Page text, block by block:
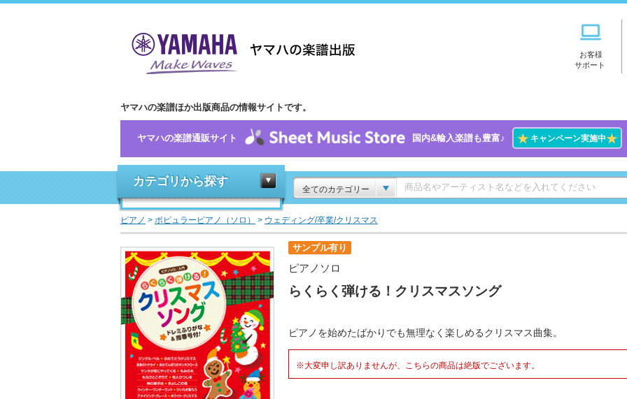
お客様
サポート
ヤマハの楽譜ほか出版商品の情報サイトです。
ヤマハの楽譜通販サイト 国内&輸入楽譜も豊富♪ ★キャンペーン実施中★
カテゴリから探す
全てのカテゴリー
ピアノ > ポピュラーピアノ（ソロ） > ウェディング/卒業/クリスマス
サンプル有り
ピアノソロ
らくらく弾ける！クリスマスソング
ピアノを始めたばかりでも無理なく楽しめるクリスマス曲集。
※大変申し訳ありませんが、こちらの商品は絶版でございます。